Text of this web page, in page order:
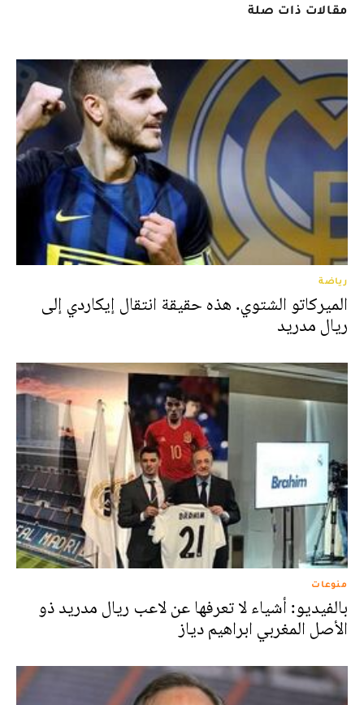
مقالات ذات صلة
رياضة
الميركاتو الشتوي. هذه حقيقة انتقال إيكاردي إلى
ريال مدريد
منوعات
بالفيديو: أشياء لا تعرفها عن لاعب ريال مدريد ذو
الأصل المغربي ابراهيم دياز